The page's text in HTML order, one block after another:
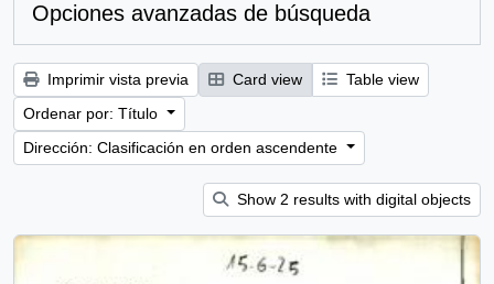
Opciones avanzadas de búsqueda
Imprimir vista previa Card view
Table view
Ordenar por: Título
Dirección: Clasificación en orden ascendente
Show 2 results with digital objects